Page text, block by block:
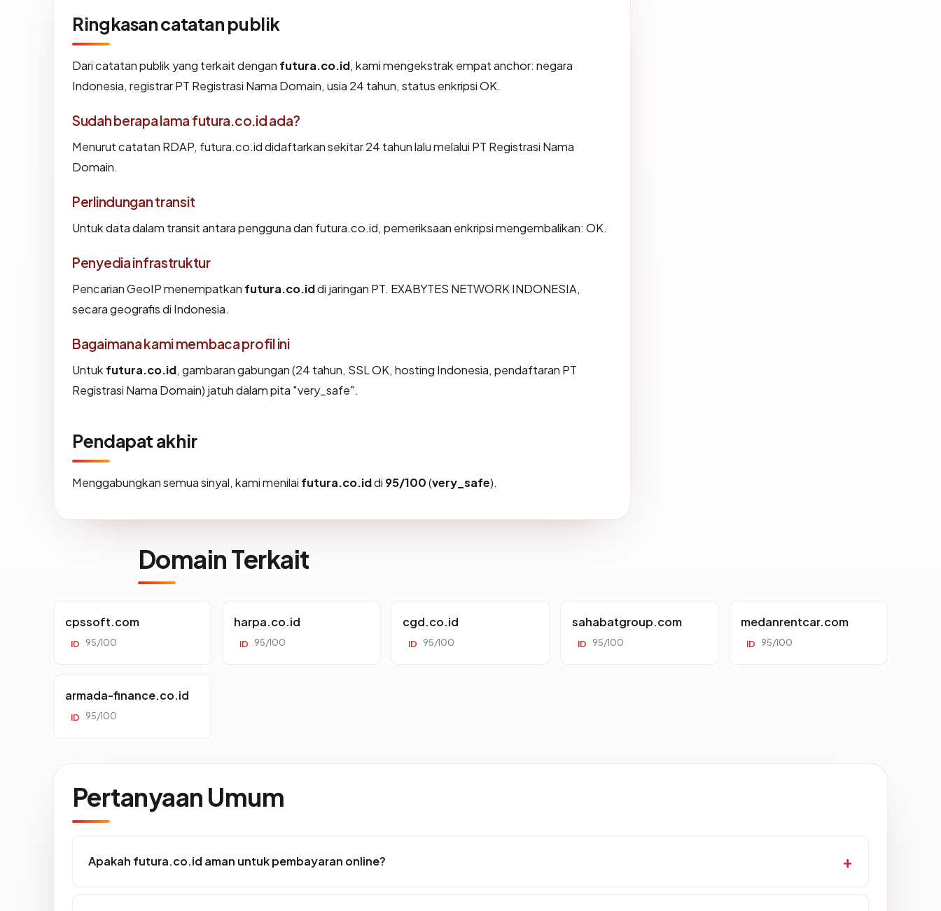
Ringkasan catatan publik
Dari catatan publik yang terkait dengan futura.co.id, kami mengekstrak empat anchor: negara
Indonesia, registrar PT Registrasi Nama Domain, usia 24 tahun, status enkripsi OK.
Sudah berapa lama futura.co.id ada?
Menurut catatan RDAP, futura.co.id didaftarkan sekitar 24 tahun lalu melalui PT Registrasi Nama
Domain.
Perlindungan transit
Untuk data dalam transit antara pengguna dan futura.co.id, pemeriksaan enkripsi mengembalikan: OK.
Penyedia infrastruktur
Pencarian GeoIP menempatkan futura.co.iddi jaringan PT. EXABYTES NETWORK INDONESIA,
secara geografis di Indonesia.
Bagaimana kami membaca profil ini
Untuk futura.co.id, gambaran gabungan (24 tahun, SSL OK, hosting Indonesia, pendaftaran PT
Registrasi Nama Domain) jatuh dalam pita "very_safe".
Pendapat akhir
Menggabungkan semua sinyal, kami menilai futura.co.iddi 95/100(very_safe).
Domain Terkait
cpssoft.com
ID 95/100
harpa.co.id
ID 95/100
cgd.co.id
ID 95/100
sahabatgroup.com
ID 95/100
medanrentcar.com
ID 95/100
armada-finance.co.id
ID 95/100
Pertanyaan Umum
Apakah futura.co.id aman untuk pembayaran online?